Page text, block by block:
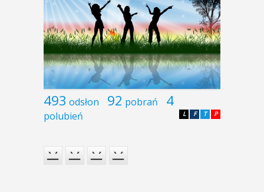
493 odsłon 92 pobrań 4
polubień P
T
F
L